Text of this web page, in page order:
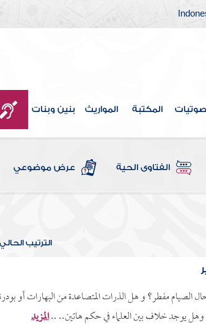
المكتبة المواريث بنين وبنات
الفتاوى الحية عرض موضوعي
الترتيب
الصيام مفطر؟ و هل الذرات المتصاعدة من البهارات أو
يوجد خلاف بين العلماء في حكم هاتين.. ..المزيد